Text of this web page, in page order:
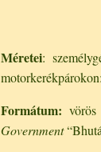
Méretei:
Formátum:
Government